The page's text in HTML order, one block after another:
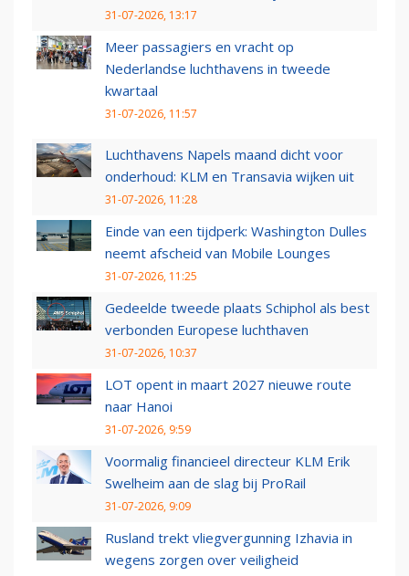
31-07-2026, 13:17
Meer passagiers en vracht op
Nederlandse luchthavens in tweede
kwartaal
31-07-2026, 11:57
Luchthavens Napels maand dicht voor
onderhoud: KLM en Transavia wijken uit
31-07-2026, 11:28
Einde van een tijdperk: Washington Dulles
neemt afscheid van Mobile Lounges
31-07-2026, 11:25
Gedeelde tweede plaats Schiphol als best
verbonden Europese luchthaven
31-07-2026, 10:37
LOT opent in maart 2027 nieuwe route
naar Hanoi
31-07-2026, 9:59
Voormalig financieel directeur KLM Erik
Swelheim aan de slag bij ProRail
31-07-2026, 9:09
Rusland trekt vliegvergunning Izhavia in
wegens zorgen over veiligheid